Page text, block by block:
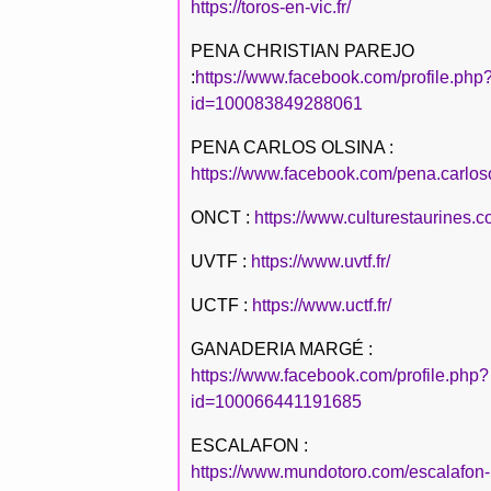
https://toros-en-vic.fr/
PENA CHRISTIAN PAREJO
:https://www.facebook.com/
id=100083849288061
PENA CARLOS OLSINA :
https://www.facebook.com/
ONCT : https://
UVTF : https://www.uvtf.fr/
UCTF : https://www.uctf.fr/
GANADERIA MARGÉ :
https://www.facebook.com/profile.php?
id=100066441191685
ESCALAFON :
https://www.mundotoro.com/escalafon-